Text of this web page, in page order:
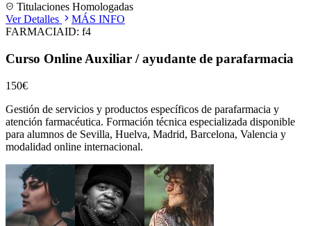
Titulaciones Homologadas
Ver Detalles
MÁS INFO
FARMACIAID: f4
Curso Online Auxiliar / ayudante de parafarmacia
150€
Gestión de servicios y productos específicos de parafarmacia y
atención farmacéutica. Formación técnica especializada disponible
para alumnos de Sevilla, Huelva, Madrid, Barcelona, Valencia y
modalidad online internacional.